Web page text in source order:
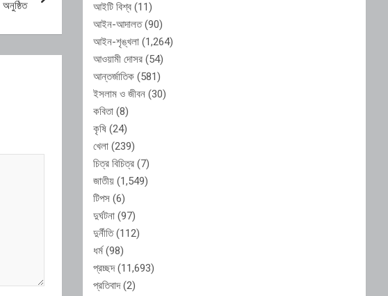
আইটি বিশ্ব (11)
আইন-আদালত(90)
আইন-শৃঙ্খলা (1,264)
আওয়ামী দোসর (54)
আন্তর্জাতিক (581)
ইসলাম ও জীবন (30)
কবিতা (8)
কৃষি (24)
খেলা (239)
চিত্র বিচিত্র (7)
জাতীয় (1,549)
টিপস (6)
দুর্ঘটনা (97)
দুর্নীতি(112)
ধর্ম(98)
প্রচ্ছদ(11,693)
প্রতিবাদ(2)